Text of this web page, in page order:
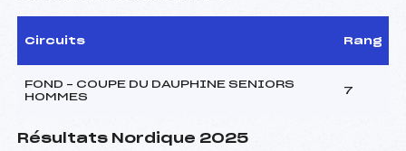
Circuits Rang
FOND – COUPE DU DAUPHINE SENIORS
HOMMES
7
Résultats Nordique 2025